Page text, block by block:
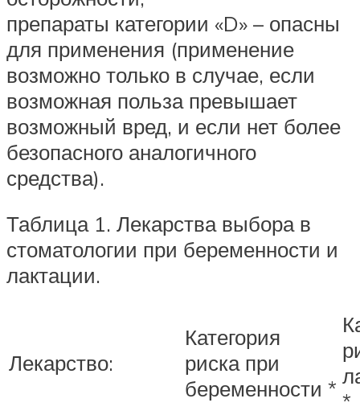
препараты категории «D» – опасны
для применения (применение
возможно только в случае, если
возможная польза превышает
возможный вред, и если нет более
безопасного аналогичного
средства).
Таблица 1. Лекарства выбора в
стоматологии при беременности и
лактации.
Лекарство:
Категория
риска при
беременности * *